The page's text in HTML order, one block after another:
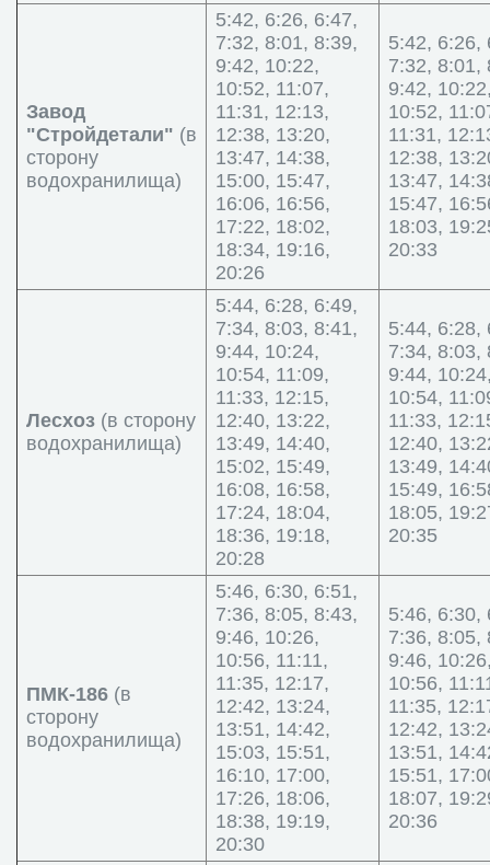
Завод
"Стройдетали" (в
сторону
водохранилища)
5:42, 6:26, 6:47,
7:32, 8:01, 8:39,
9:42, 10:22,
10:52, 11:07,
11:31, 12:13,
12:38, 13:20,
13:47, 14:38,
15:00, 15:47,
16:06, 16:56,
17:22, 18:02,
18:34, 19:16,
20:26
5:42, 6:26,
7:32, 8:01,
9:42,
10:52,
11:31,
12:38,
13:47,
15:47,
18:03,
20:33
Лесхоз (в сторону
водохранилища)
5:44, 6:28, 6:49,
7:34, 8:03, 8:41,
9:44, 10:24,
10:54, 11:09,
11:33, 12:15,
12:40, 13:22,
13:49, 14:40,
15:02, 15:49,
16:08, 16:58,
17:24, 18:04,
18:36, 19:18,
20:28
5:44, 6:28,
7:34, 8:03,
9:44,
10:54,
11:33,
12:40,
13:49,
15:49,
18:05,
20:35
ПМК-186 (в
сторону
водохранилища)
5:46, 6:30, 6:51,
7:36, 8:05, 8:43,
9:46, 10:26,
10:56, 11:11,
11:35, 12:17,
12:42, 13:24,
13:51, 14:42,
15:03, 15:51,
16:10, 17:00,
17:26, 18:06,
18:38, 19:19,
20:30
5:46, 6:30,
7:36, 8:05,
9:46,
10:56,
11:35,
12:42,
13:51,
15:51,
18:07,
20:36